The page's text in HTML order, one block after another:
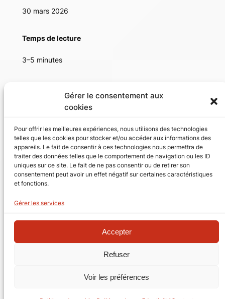
Gérer le consentement aux
cookies
Pour offrir les meilleures expériences, nous utilisons des technologies
telles que les cookies pour stocker et/ou accéder aux informations des
appareils. Le fait de consentir à ces technologies nous permettra de
traiter des données telles que le comportement de navigation ou les ID
uniques sur ce site. Le fait de ne pas consentir ou de retirer son
consentement peut avoir un effet négatif sur certaines caractéristiques
et fonctions.
Gérer les services
Accepter
Refuser
Voir les préférences
30 mars 2026
Temps de lecture
3–5 minutes
ErgoArchitecte, ErgoOffice
Catégories populaires
ErgoArchitecte (2)